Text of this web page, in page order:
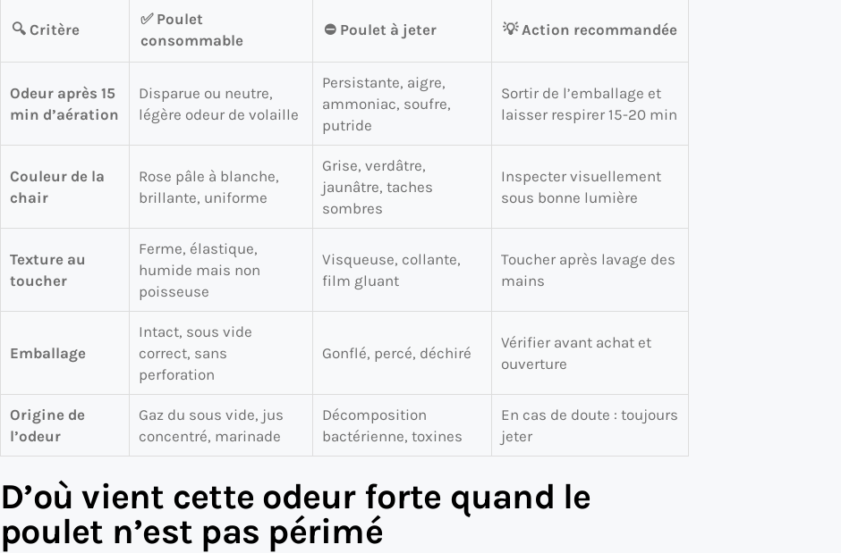
🔍 Critère
✅ Poulet
consommable
⛔ Poulet à jeter 💡 Action recommandée
Odeur après 15
min d’aération
Disparue ou neutre,
légère odeur de volaille
Persistante, aigre,
ammoniac, soufre,
putride
Sortir de l’emballage et
laisser respirer 15-20 min
Couleur de la
chair
Rose pâle à blanche,
brillante, uniforme
Grise, verdâtre,
jaunâtre, taches
sombres
Inspecter visuellement
sous bonne lumière
Texture au
toucher
Ferme, élastique,
humide mais non
poisseuse
Visqueuse, collante,
film gluant
Toucher après lavage des
mains
Emballage
Intact, sous vide
correct, sans
perforation
Gonflé, percé, déchiré
Vérifier avant achat et
ouverture
Origine de
l’odeur
Gaz du sous vide, jus
concentré, marinade
Décomposition
bactérienne, toxines
En cas de doute : toujours
jeter
D’où vient cette odeur forte quand le
poulet n’est pas périmé